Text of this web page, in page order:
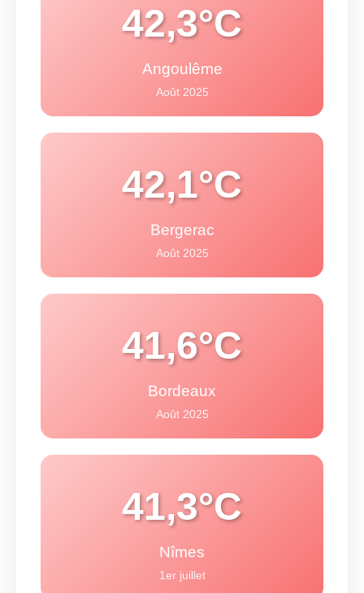
42,3°C
Angoulême
Août 2025
42,1°C
Bergerac
Août 2025
41,6°C
Bordeaux
Août 2025
41,3°C
Nîmes
1er juillet